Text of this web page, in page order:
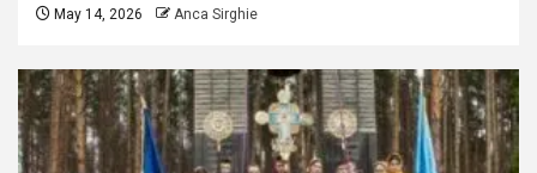
May 14, 2026 Anca Sirghie